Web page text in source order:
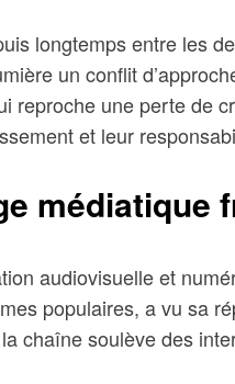
longtemps entre les
un conflit
une perte de
et leur
médiatique
audiovisuelle et
populaires, a vu sa
chaîne soulève des